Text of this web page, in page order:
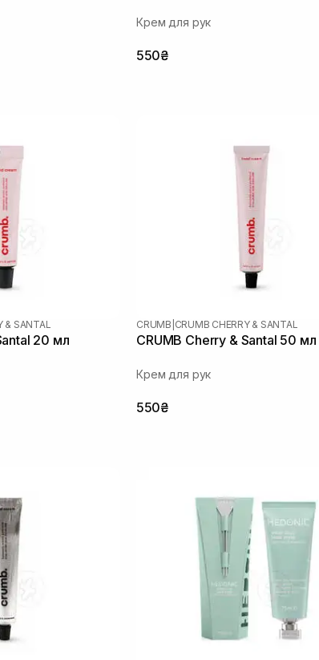
Крем для рук
550₴
& SANTAL
20 мл
CRUMB CRUMB CHERRY & SANTAL
CRUMB Cherry & Santal 50 мл
Крем для рук
550₴